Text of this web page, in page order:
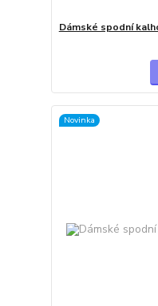
Dámské spodní
Novinka